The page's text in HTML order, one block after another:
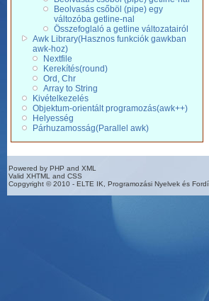
Beolvasás csőböl (pipe) egy
változóba getline-nal
Összefoglaló a getline változatairól
Awk Library(Hasznos funkciók gawkban
awk-hoz)
Nextfile
Kerekítés(round)
Ord, Chr
Array to String
Kivételkezelés
Objektum-orientált programozás(awk++)
Helyesség
Párhuzamosság(Parallel awk)
Powered by PHP and XML
Valid XHTML and CSS
Copgyright © 2010 - ELTE IK, Programozási Nyelvek és